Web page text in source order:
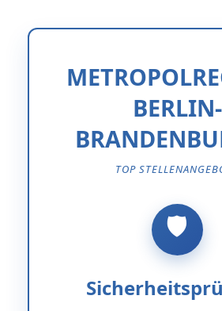
BERLIN-
TOP